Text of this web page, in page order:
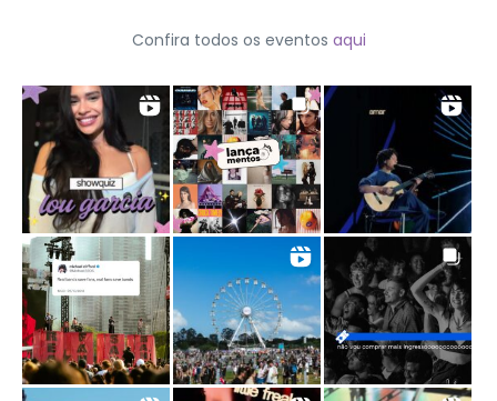
Confira todos os eventos aqui